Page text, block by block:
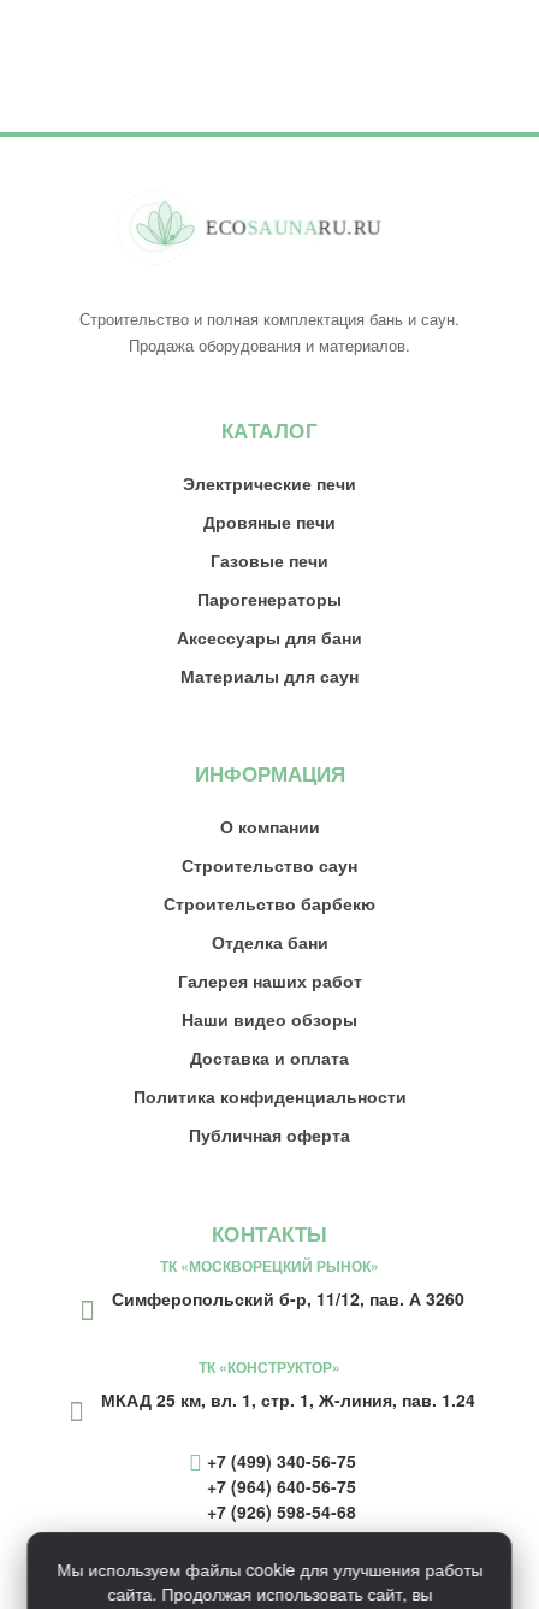
ECOSAUNARU.RU
Строительство и полная комплектация бань и саун.
Продажа оборудования и материалов.
КАТАЛОГ
Электрические печи
Дровяные печи
Газовые печи
Парогенераторы
Аксессуары для бани
Материалы для саун
ИНФОРМАЦИЯ
О компании
Строительство саун
Строительство барбекю
Отделка бани
Галерея наших работ
Наши видео обзоры
Доставка и оплата
Политика конфиденциальности
Публичная оферта
КОНТАКТЫ
ТК «МОСКВОРЕЦКИЙ РЫНОК»
Симферопольский б-р, 11/12, пав. А 3260
ТК «КОНСТРУКТОР»
МКАД 25 км, вл. 1, стр. 1, Ж-линия, пав. 1.24
+7 (499) 340-56-75
+7 (964) 640-56-75
+7 (926) 598-54-68
inform@ecosaunaru.ru
Мы используем файлы cookie для улучшения работы
сайта. Продолжая использовать сайт, вы